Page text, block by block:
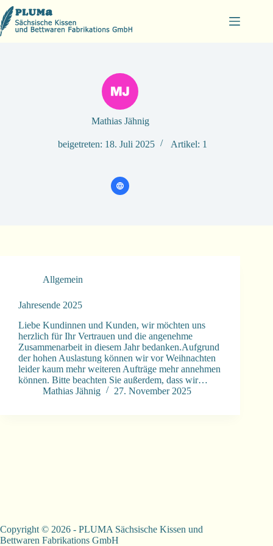
Zum
Inhalt
springen
Mathias Jähnig
beigetreten: 18. Juli 2025 Artikel: 1
Allgemein
Jahresende 2025
Liebe Kundinnen und Kunden, wir möchten uns
herzlich für Ihr Vertrauen und die angenehme
Zusammenarbeit in diesem Jahr bedanken.Aufgrund
der hohen Auslastung können wir vor Weihnachten
leider kaum mehr weiteren Aufträge mehr annehmen
können. Bitte beachten Sie außerdem, dass wir…
Mathias Jähnig
27. November 2025
Copyright © 2026 - PLUMA Sächsische Kissen und
Bettwaren Fabrikations GmbH